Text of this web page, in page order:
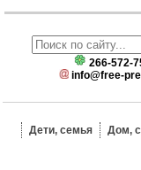
266-572-
info@free-
Дети, семья Дом,